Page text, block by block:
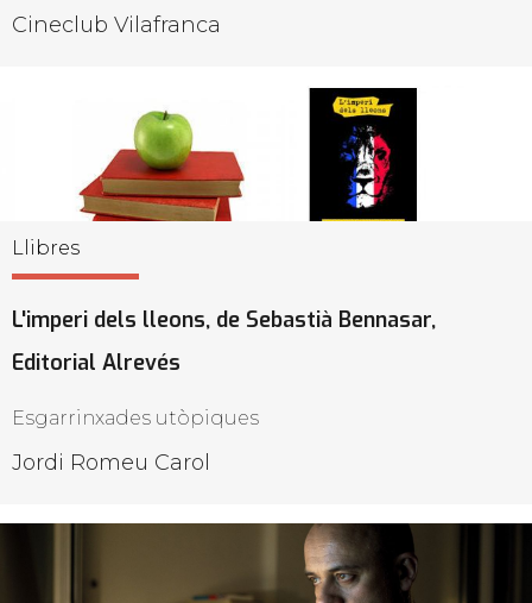
Cineclub Vilafranca
Llibres
L'imperi dels lleons, de Sebastià Bennasar,
Editorial Alrevés
Esgarrinxades utòpiques
Jordi Romeu Carol